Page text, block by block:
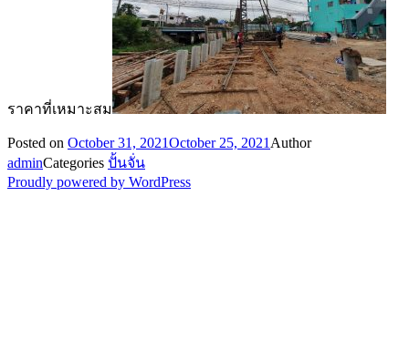
ราคาที่เหมาะสม
Posted on October 31, 2021October 25, 2021 Author
adminCategories ปั้นจั่น
Proudly powered by WordPress